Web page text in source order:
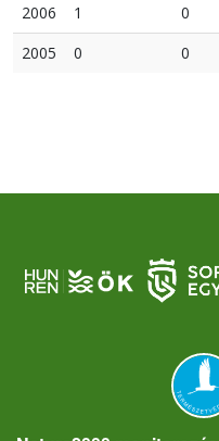
2006
1 0
2005
0 0